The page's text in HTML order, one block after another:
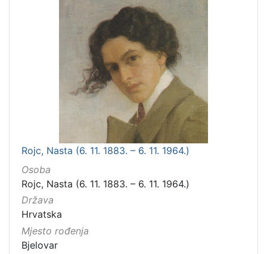
Rojc, Nasta (6. 11. 1883. – 6. 11. 1964.)
Osoba
Rojc, Nasta (6. 11. 1883. – 6. 11. 1964.)
Država
Hrvatska
Mjesto rođenja
Bjelovar